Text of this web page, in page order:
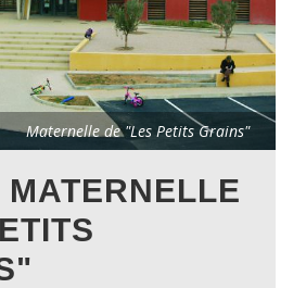
Maternelle de "Les Petits Grains"
MATERNELLE